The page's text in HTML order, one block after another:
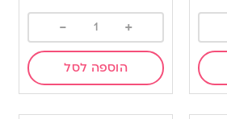
+
-
הוספה לסל